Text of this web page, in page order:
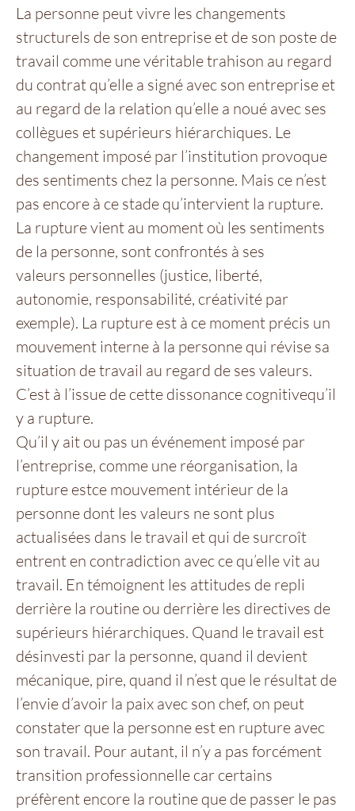
La personne peut vivre les changements
structurels de son entreprise et de son poste de
travail comme une véritable trahison au regard
du contrat qu’elle a signé avec son entreprise et
au regard de la relation qu’elle a noué avec ses
collègues et supérieurs hiérarchiques. Le
changement imposé par l’institution provoque
des sentiments chez la personne. Mais ce n’est
pas encore à ce stade qu’intervient la rupture.
La rupture vient au moment où les sentiments
de la personne, sont confrontés à ses
valeurs personnelles (justice, liberté,
autonomie, responsabilité, créativité par
exemple). La rupture est à ce moment précis un
mouvement interne à la personne qui révise sa
situation de travail au regard de ses valeurs.
C’est à l’issue de cette dissonance cognitivequ’il
y a rupture.
Qu’il y ait ou pas un événement imposé par
l’entreprise, comme une réorganisation, la
rupture estce mouvement intérieur de la
personne dont les valeurs ne sont plus
actualisées dans le travail et qui de surcroît
entrent en contradiction avec ce qu’elle vit au
travail. En témoignent les attitudes de repli
derrière la routine ou derrière les directives de
supérieurs hiérarchiques. Quand le travail est
désinvesti par la personne, quand il devient
mécanique, pire, quand il n’est que le résultat de
l’envie d’avoir la paix avec son chef, on peut
constater que la personne est en rupture avec
son travail. Pour autant, il n’y a pas forcément
transition professionnelle car certains
préfèrent encore la routine que de passer le pas